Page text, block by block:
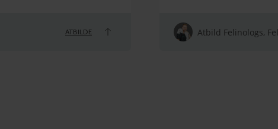
ATBILDE Atbild Felinologs,